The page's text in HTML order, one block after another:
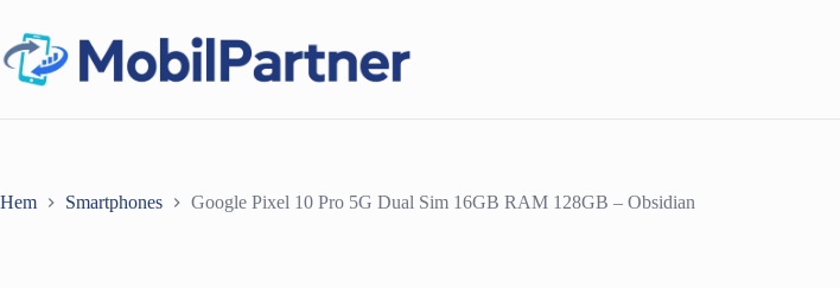
innehåll
Hem Smartphones Google Pixel 10 Pro 5G Dual Sim 16GB RAM 128GB – Obsidian